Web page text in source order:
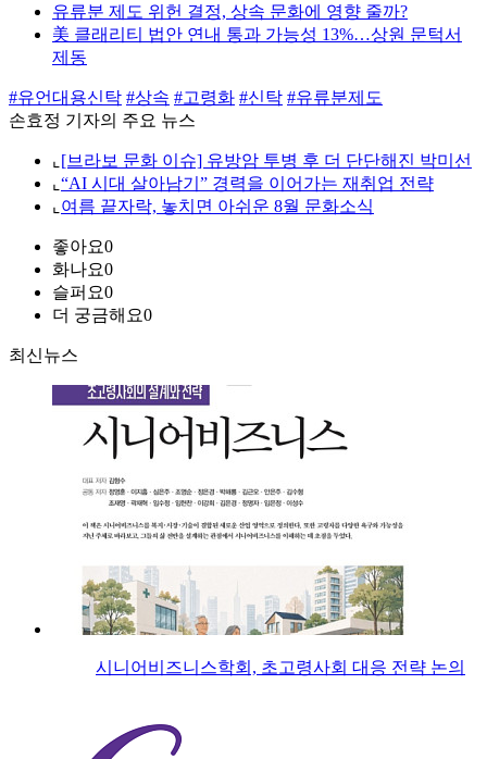
유류분 제도 위헌 결정, 상속 문화에 영향 줄까?
美 클래리티 법안 연내 통과 가능성 13%…상원 문턱서
제동
#유언대용신탁 #상속 #고령화 #신탁 #유류분제도
손효정 기자의 주요 뉴스
⌞ [브라보 문화 이슈] 유방암 투병 후 더 단단해진 박미선
⌞ “AI 시대 살아남기” 경력을 이어가는 재취업 전략
⌞ 여름 끝자락, 놓치면 아쉬운 8월 문화소식
좋아요0
화나요0
슬퍼요0
더 궁금해요0
최신뉴스
시니어비즈니스학회, 초고령사회 대응 전략 논의